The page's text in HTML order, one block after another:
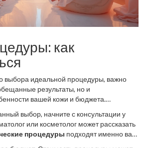
как
выбора идеальной процедуры, важно
результаты, но и
вашей кожи и бюджета.
каждого человека.
выбор, начните с консультации у
или косметолог может рассказать
процедуры подходят именно вам,